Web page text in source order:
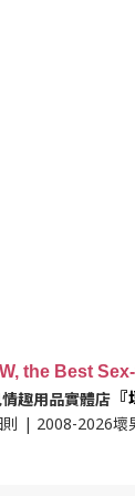
the Best
趣用品實體店
| 2008-2026壞